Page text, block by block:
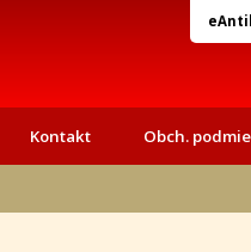
Kontakt Obch.